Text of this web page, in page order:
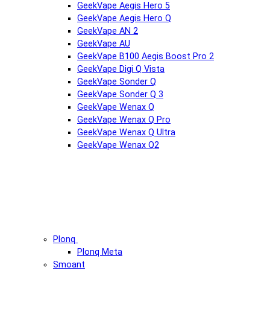
GeekVape Aegis Hero 5
GeekVape Aegis Hero Q
GeekVape AN 2
GeekVape AU
GeekVape B100 Aegis Boost Pro 2
GeekVape Digi Q Vista
GeekVape Sonder Q
GeekVape Sonder Q 3
GeekVape Wenax Q
GeekVape Wenax Q Pro
GeekVape Wenax Q Ultra
GeekVape Wenax Q2
Plonq
Plonq Meta
Smoant